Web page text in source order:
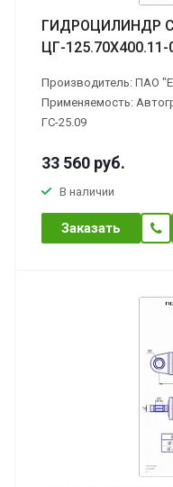
ГИДРОЦИЛИНДР
ЦГ-125.70Х400.11-
Производитель: ПАО
Применяемость:
ГС-25.09
33 560 руб.
В наличии
Заказать